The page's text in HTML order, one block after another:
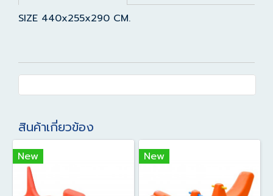
SIZE 440x255x290 CM.
สินค้าเกี่ยวข้อง
New New